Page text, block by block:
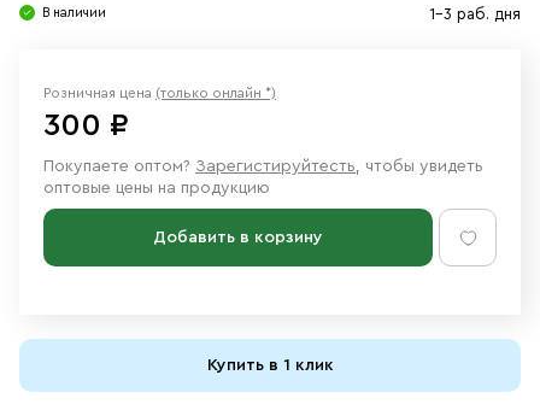
В наличии 1-3 раб. дня
Розничная цена (только онлайн *)
300 ₽
Покупаете оптом? Зарегистируйтесть, чтобы увидеть
оптовые цены на продукцию
Добавить в корзину
Купить в 1 клик